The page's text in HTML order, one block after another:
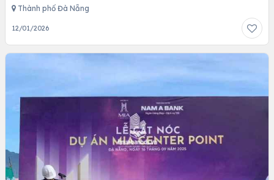
Thành phố Đà Nẵng
12/01/2026